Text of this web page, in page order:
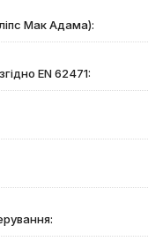
Мак Адама):
EN 62471: